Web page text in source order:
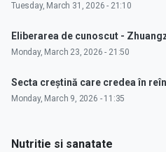
Tuesday, March 31, 2026 - 21:10
Eliberarea de cunoscut -
Monday, March 23, 2026 - 21:50
Secta creștină care credea în
Monday, March 9, 2026 - 11:35
Nutritie si sanatate